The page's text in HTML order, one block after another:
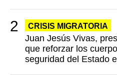
CRISIS MIGRATORIA
Juan Jesús Vivas,
que reforzar los
seguridad del Estado